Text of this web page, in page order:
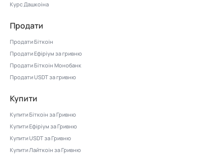
Курс Дашкоіна
Продати
Продати Біткоін
Продати Ефіріум за гривню
Продати Біткоін Монобанк
Продати USDT за гривню
Купити
Купити Біткоін за Гривню
Купити Ефіріум за Гривню
Купити USDT за Гривню
Купити Лайткоін за Гривню